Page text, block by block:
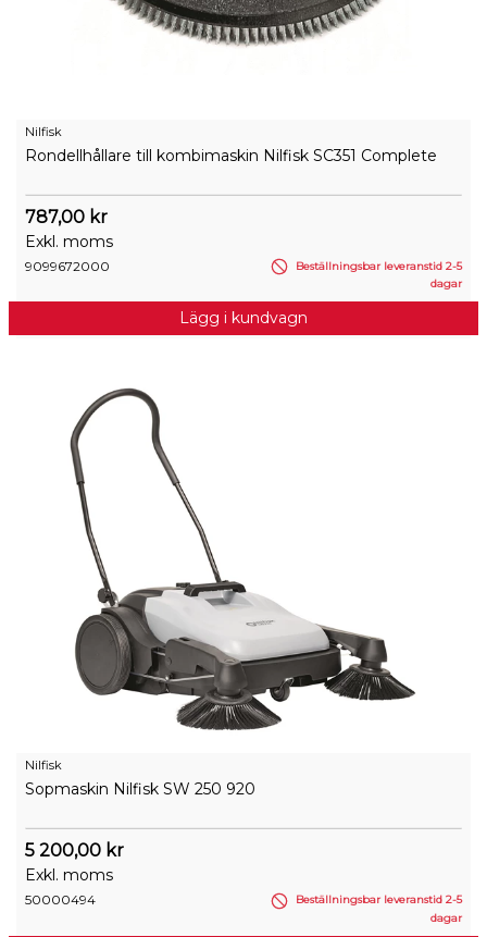
Nilfisk
Rondellhållare till kombimaskin Nilfisk SC351 Complete
787,00 kr
Exkl. moms
9099672000
Beställningsbar leveranstid 2-5
dagar
Lägg i kundvagn
Nilfisk
Sopmaskin Nilfisk SW 250 920
5 200,00 kr
Exkl. moms
50000494
Beställningsbar leveranstid 2-5
dagar